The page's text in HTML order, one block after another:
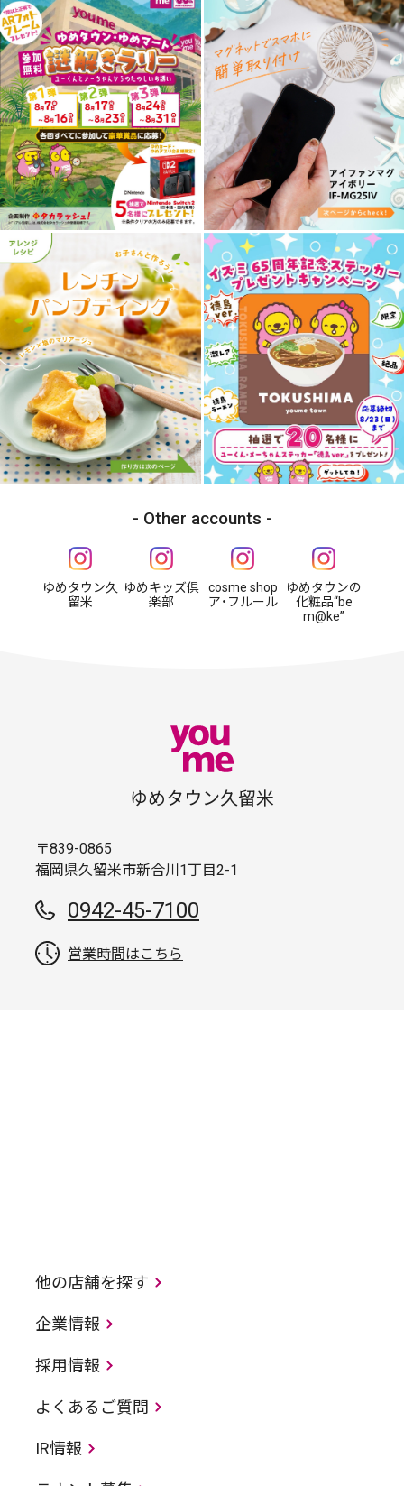
Other accounts
ゆめタウン久
留米
ゆめキッズ倶
楽部
cosme shop
ア・フルール
ゆめタウンの
化粧品“be
m@ke”
ゆめタウン久留米
〒839-0865
福岡県久留米市新合川1丁目2-1
0942-45-7100
営業時間はこちら
他の店舗を探す
企業情報
採用情報
よくあるご質問
IR情報